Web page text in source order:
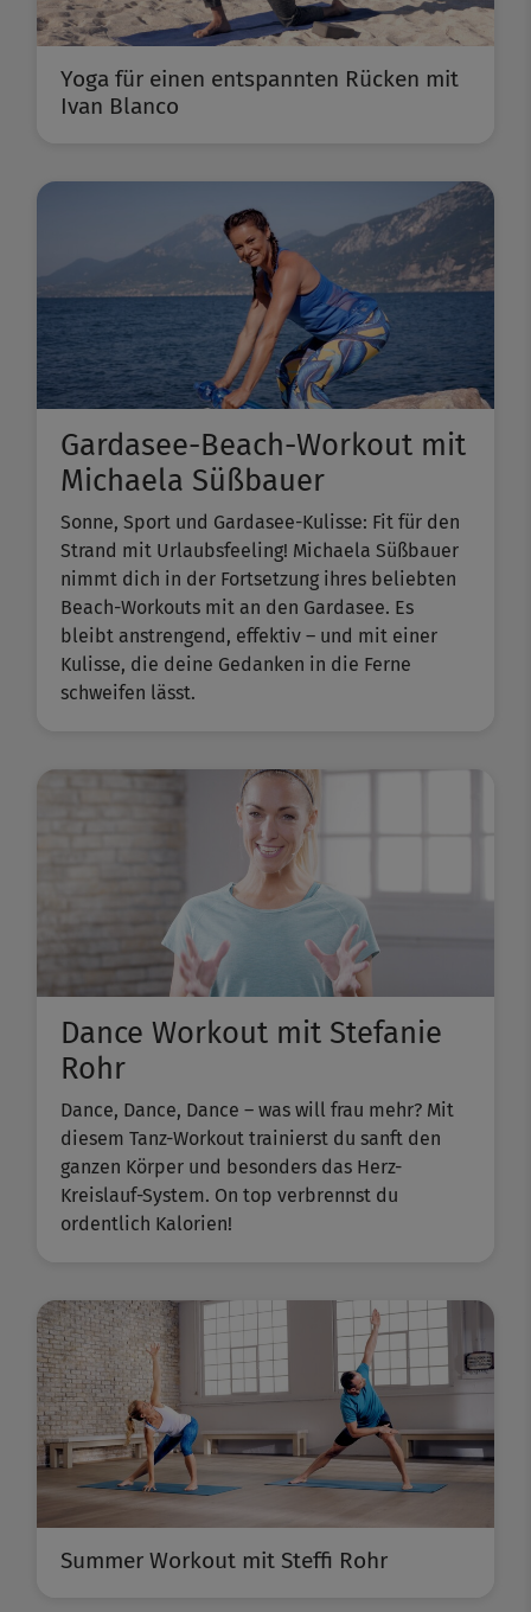
Yoga für einen entspannten Rücken mit
Ivan Blanco
Gardasee-Beach-Workout mit
Michaela Süßbauer
Sonne, Sport und Gardasee-Kulisse: Fit für den
Strand mit Urlaubsfeeling! Michaela Süßbauer
nimmt dich in der Fortsetzung ihres beliebten ​
Beach-Workouts​ mit an den Gardasee. Es
bleibt anstrengend, effektiv – und mit einer
Kulisse, die deine Gedanken in die Ferne
schweifen lässt.
Dance Workout mit Stefanie
Rohr
Dance, Dance, Dance – was will frau mehr? Mit
diesem Tanz-Workout trainierst du sanft den
ganzen Körper und besonders das Herz-
Kreislauf-System. On top verbrennst du
ordentlich Kalorien!
Summer Workout mit Steffi Rohr